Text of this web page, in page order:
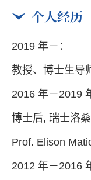
个人经历
2019 年－：
教授、博士生导
2016 年－2019
博士后, 瑞士洛
Prof. Elison
2012 年－2016